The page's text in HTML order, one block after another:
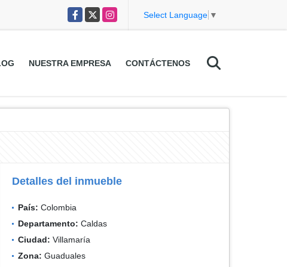
Facebook
X Instagram Select Language ▼
NUESTRA EMPRESA CONTÁCTENOS
Detalles del inmueble
País: Colombia
Departamento: Caldas
Ciudad: Villamaría
Zona: Guaduales